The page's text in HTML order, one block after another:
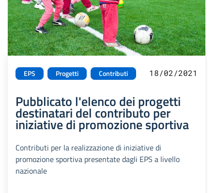
EPS Progetti Contributi 18/02/2021
Pubblicato l'elenco dei progetti
destinatari del contributo per
iniziative di promozione sportiva
Contributi per la realizzazione di iniziative di
promozione sportiva presentate dagli EPS a livello
nazionale